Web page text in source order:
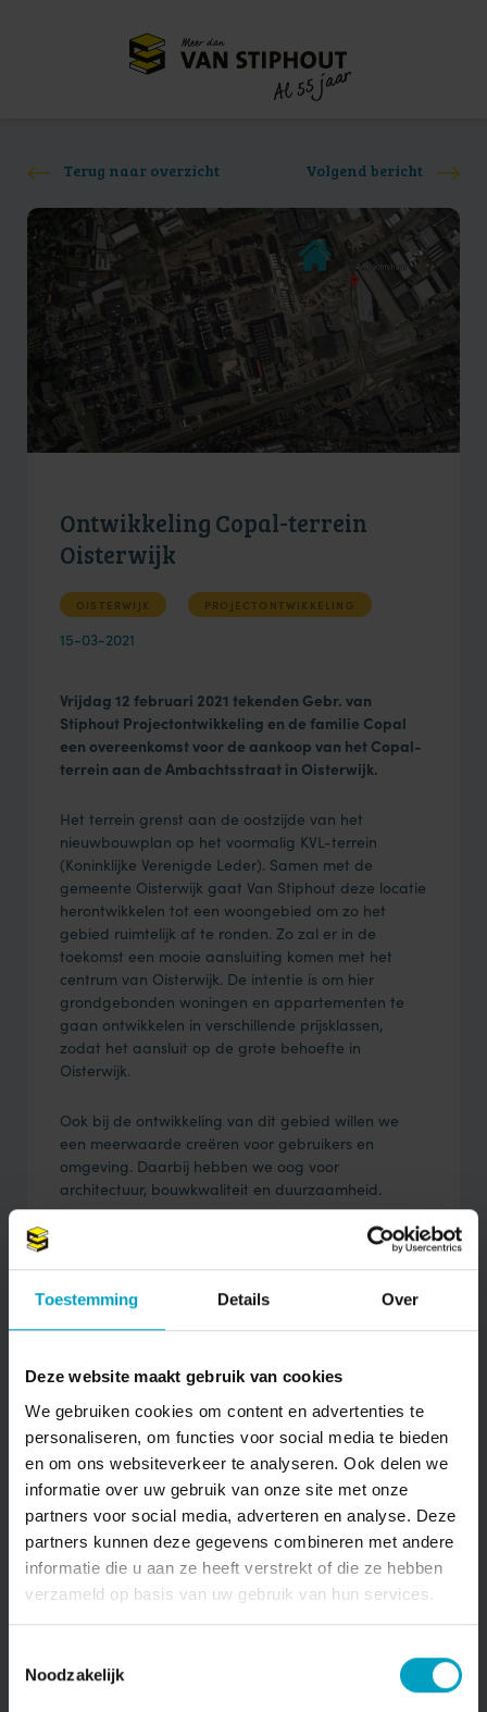
Toestemming Details Over
Deze website maakt gebruik van cookies
We gebruiken cookies om content en advertenties te
personaliseren, om functies voor social media te bieden
en om ons websiteverkeer te analyseren. Ook delen we
informatie over uw gebruik van onze site met onze
partners voor social media, adverteren en analyse. Deze
partners kunnen deze gegevens combineren met andere
informatie die u aan ze heeft verstrekt of die ze hebben
verzameld op basis van uw gebruik van hun services.
Noodzakelijk
Meer dan
Al 55 jaar
Terug naar overzicht Volgend bericht
Ontwikkeling Copal-terrein
Oisterwijk
OISTERWIJK PROJECTONTWIKKELING
15-03-2021
Vrijdag 12 februari 2021 tekenden Gebr. van
Stiphout Projectontwikkeling en de familie Copal
een overeenkomst voor de aankoop van het Copal-
terrein aan de Ambachtsstraat in Oisterwijk.
Het terrein grenst aan de oostzijde van het
nieuwbouwplan op het voormalig KVL-terrein
(Koninklijke Verenigde Leder). Samen met de
gemeente Oisterwijk gaat Van Stiphout deze locatie
herontwikkelen tot een woongebied om zo het
gebied ruimtelijk af te ronden. Zo zal er in de
toekomst een mooie aansluiting komen met het
centrum van Oisterwijk. De intentie is om hier
grondgebonden woningen en appartementen te
gaan ontwikkelen in verschillende prijsklassen,
zodat het aansluit op de grote behoefte in
Oisterwijk.
Ook bij de ontwikkeling van dit gebied willen we
een meerwaarde creëren voor gebruikers en
omgeving. Daarbij hebben we oog voor
architectuur, bouwkwaliteit en duurzaamheid.
Meer informatie over dit project
DEEL DIT ARTIKEL
Heb je een vraag?